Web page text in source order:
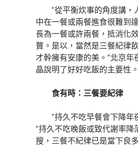
“從平衡炊事的角度講
中在一餐或兩餐進食很難到
長為一餐或許兩餐，抵消化
贅。是以，當然是三餐紀律
才幹擁有安康的美。”北京
晶說明了好好吃飯的主要性。
食有時：三餐要紀律
“持久不吃早餐會下降年
“持久不吃晚飯或致代謝率
搜，三餐不紀律已是當下良